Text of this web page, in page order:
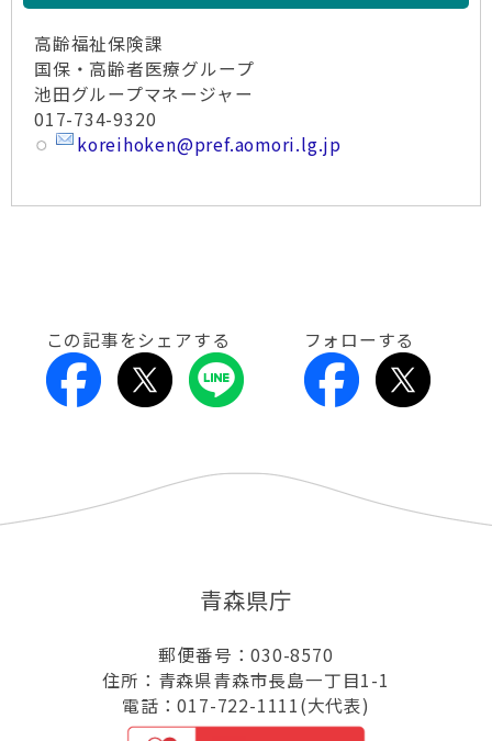
高齢福祉保険課
国保・高齢者医療グループ
池田グループマネージャー
017-734-9320
koreihoken@pref.aomori.lg.jp
この記事をシェアする フォローする
青森県庁
郵便番号：030-8570
住所：青森県青森市長島一丁目1-1
電話：017-722-1111(大代表)